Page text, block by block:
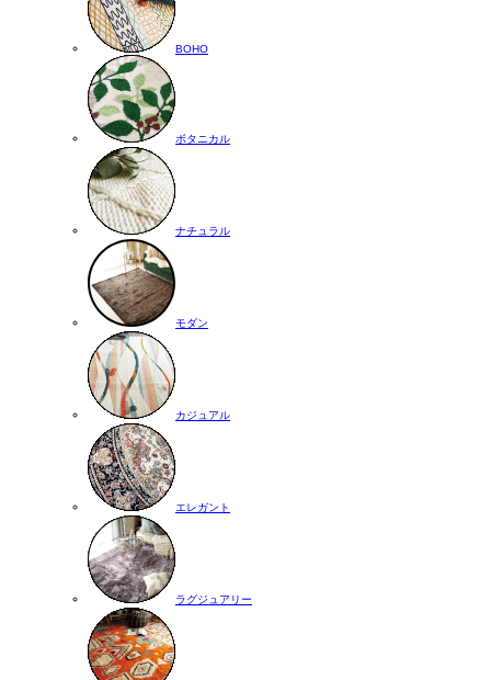
BOHO
ボタニカル
ナチュラル
モダン
カジュアル
エレガント
ラグジュアリー